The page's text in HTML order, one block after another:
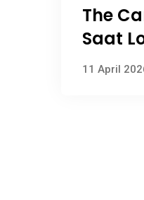
The
Saat
Jadi
11 April